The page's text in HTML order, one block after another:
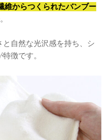
維からつくられたバンブー
自然な光沢感を持ち、シ
徴です。